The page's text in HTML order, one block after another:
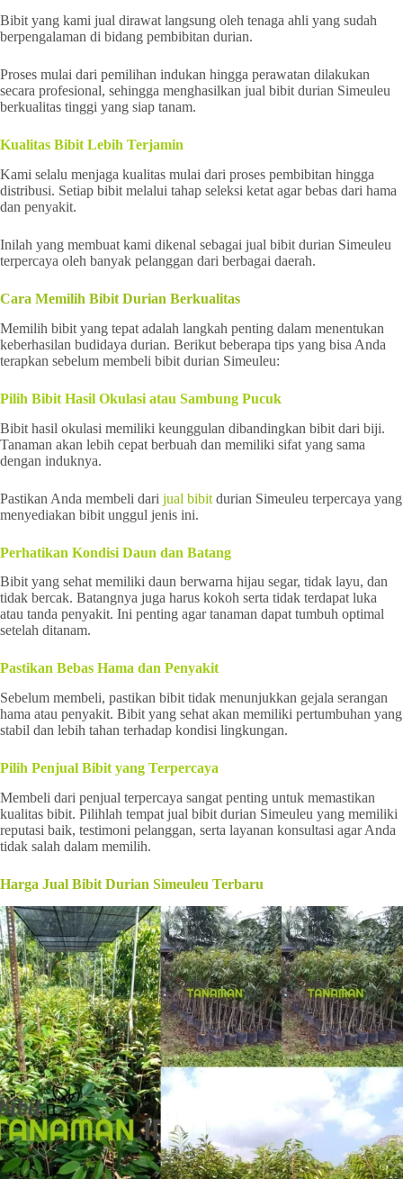
Bibit yang kami jual dirawat langsung oleh tenaga ahli yang sudah
berpengalaman di bidang pembibitan durian.
Proses mulai dari pemilihan indukan hingga perawatan dilakukan
secara profesional, sehingga menghasilkan jual bibit durian Simeuleu
berkualitas tinggi yang siap tanam.
Kualitas Bibit Lebih Terjamin
Kami selalu menjaga kualitas mulai dari proses pembibitan hingga
distribusi. Setiap bibit melalui tahap seleksi ketat agar bebas dari hama
dan penyakit.
Inilah yang membuat kami dikenal sebagai jual bibit durian Simeuleu
terpercaya oleh banyak pelanggan dari berbagai daerah.
Cara Memilih Bibit Durian Berkualitas
Memilih bibit yang tepat adalah langkah penting dalam menentukan
keberhasilan budidaya durian. Berikut beberapa tips yang bisa Anda
terapkan sebelum membeli bibit durian Simeuleu:
Pilih Bibit Hasil Okulasi atau Sambung Pucuk
Bibit hasil okulasi memiliki keunggulan dibandingkan bibit dari biji.
Tanaman akan lebih cepat berbuah dan memiliki sifat yang sama
dengan induknya.
Pastikan Anda membeli dari jual bibit durian Simeuleu terpercaya yang
menyediakan bibit unggul jenis ini.
Perhatikan Kondisi Daun dan Batang
Bibit yang sehat memiliki daun berwarna hijau segar, tidak layu, dan
tidak bercak. Batangnya juga harus kokoh serta tidak terdapat luka
atau tanda penyakit. Ini penting agar tanaman dapat tumbuh optimal
setelah ditanam.
Pastikan Bebas Hama dan Penyakit
Sebelum membeli, pastikan bibit tidak menunjukkan gejala serangan
hama atau penyakit. Bibit yang sehat akan memiliki pertumbuhan yang
stabil dan lebih tahan terhadap kondisi lingkungan.
Pilih Penjual Bibit yang Terpercaya
Membeli dari penjual terpercaya sangat penting untuk memastikan
kualitas bibit. Pilihlah tempat jual bibit durian Simeuleu yang memiliki
reputasi baik, testimoni pelanggan, serta layanan konsultasi agar Anda
tidak salah dalam memilih.
Harga Jual Bibit Durian Simeuleu Terbaru